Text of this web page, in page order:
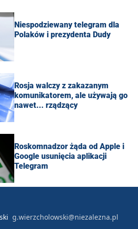
Niespodziewany telegram dla
Polaków i prezydenta Dudy
Rosja walczy z zakazanym
komunikatorem, ale używają go
nawet... rządzący
Roskomnadzor żąda od Apple i
Google usunięcia aplikacji
Telegram
g.wierzcholowski@niezalezna.pl